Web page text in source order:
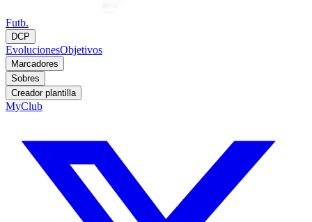
Futb.
DCP
EvolucionesObjetivos
Marcadores
Sobres
Creador plantilla
MyClub